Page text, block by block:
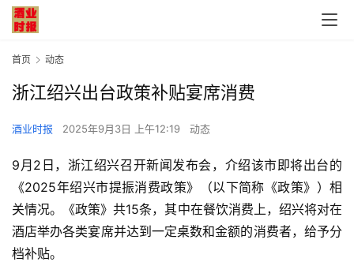
首页 动态
浙江绍兴出台政策补贴宴席消费
酒业时报 2025年9月3日 上午12:19 动态
9月2日，浙江绍兴召开新闻发布会，介绍该市即将出台的
《2025年绍兴市提振消费政策》（以下简称《政策》）相
关情况。《政策》共15条，其中在餐饮消费上，绍兴将对在
酒店举办各类宴席并达到一定桌数和金额的消费者，给予分
档补贴。